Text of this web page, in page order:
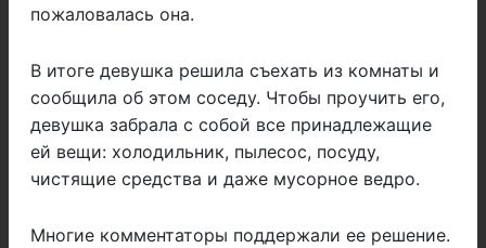
пожаловалась она.
В итоге девушка решила съехать из комнаты и
сообщила об этом соседу. Чтобы проучить его,
девушка забрала с собой все принадлежащие
ей вещи: холодильник, пылесос, посуду,
чистящие средства и даже мусорное ведро.
Многие комментаторы поддержали ее решение.